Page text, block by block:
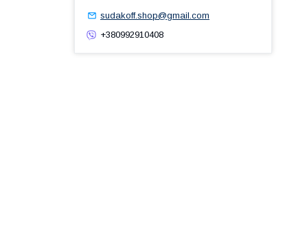
sudakoff.shop@gmail.com
+380992910408